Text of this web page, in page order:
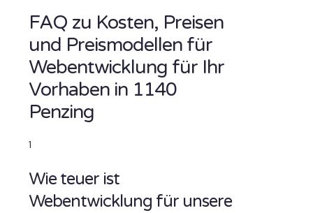
FAQ zu Kosten, Preisen
und Preismodellen für
Webentwicklung für Ihr
Vorhaben in 1140
Penzing
1
Wie teuer ist
Webentwicklung für unsere